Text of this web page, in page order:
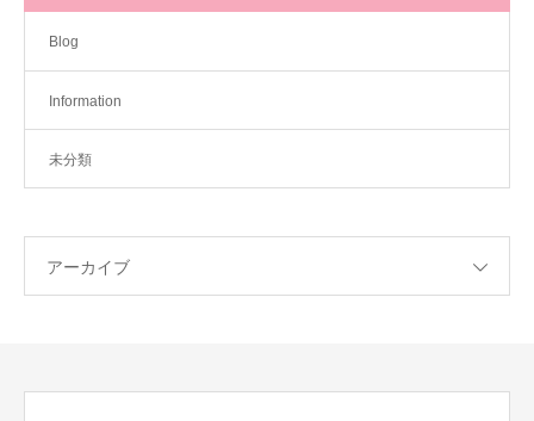
Blog
Information
未分類
アーカイブ